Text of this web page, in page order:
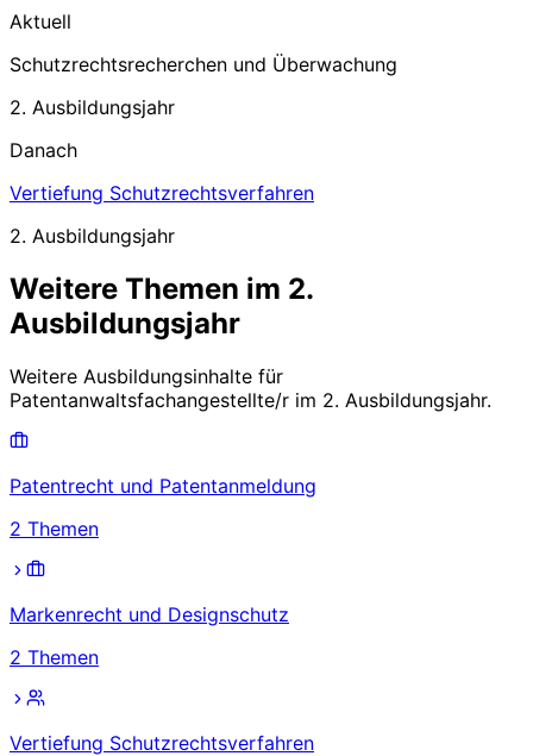
Aktuell
Schutzrechtsrecherchen und Überwachung
2. Ausbildungsjahr
Danach
Vertiefung Schutzrechtsverfahren
2. Ausbildungsjahr
Weitere Themen im 2.
Ausbildungsjahr
Weitere Ausbildungsinhalte für
Patentanwaltsfachangestellte/r im 2. Ausbildungsjahr.
Patentrecht und Patentanmeldung
2 Themen
Markenrecht und Designschutz
2 Themen
Vertiefung Schutzrechtsverfahren